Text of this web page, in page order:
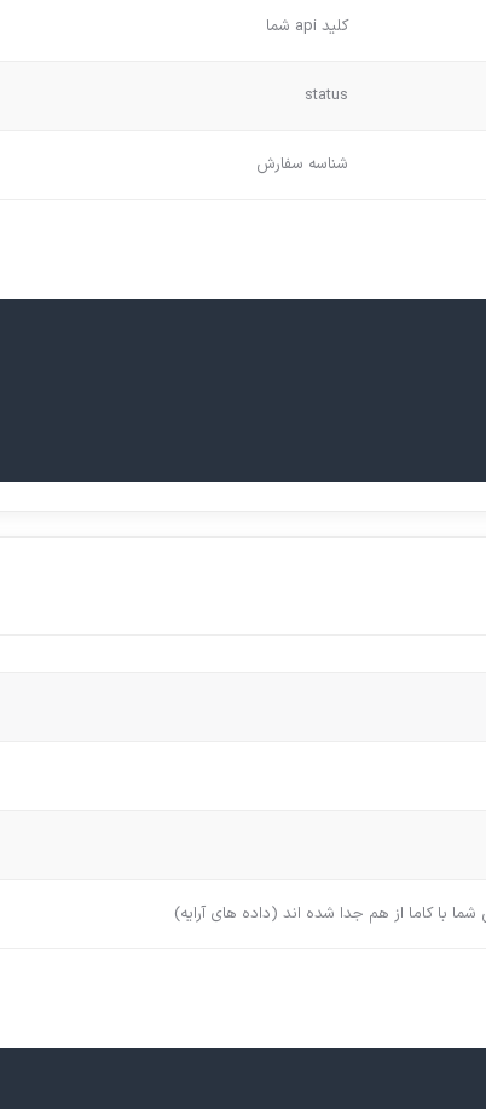
کلید api شما
status
شناسه سفارش
با کاما از هم جدا شده اند (داده های آرایه)